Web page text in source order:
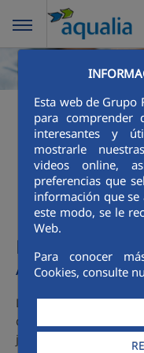
Esta web de Grupo
para comprender
interesantes y
mostrarle
videos online,
preferencias que
información que se
este modo, se le
Web.
Para conocer
Cookies, consulte
Mecanismos
Ayuntamiento
Los habitantes de la
de la posibilidad de
jubilados y